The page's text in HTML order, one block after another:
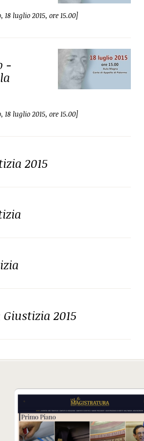
luglio 2015, ore 15.00]
-
luglio 2015, ore 15.00]
2015
2015